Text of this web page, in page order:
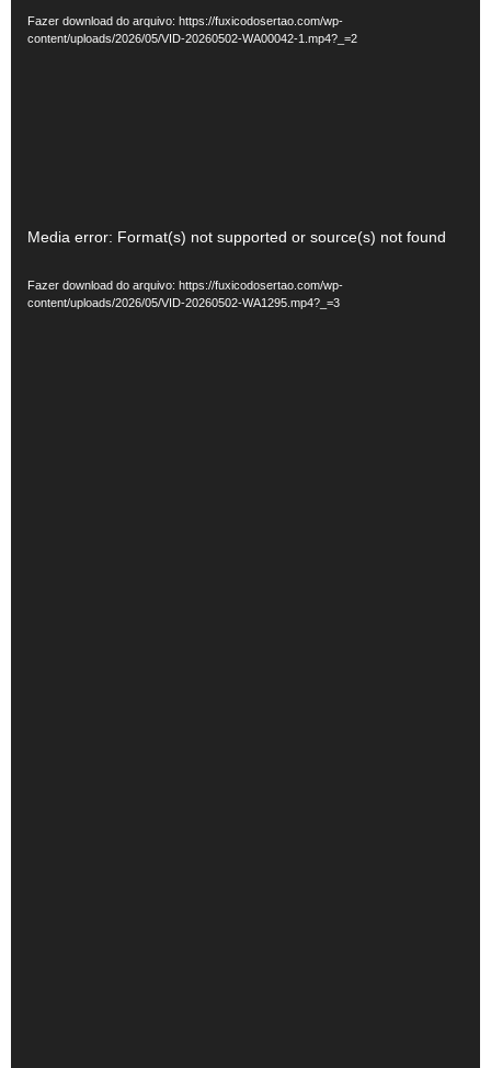
vídeo
Fazer download do arquivo: https://fuxicodosertao.com/wp-
content/uploads/2026/05/VID-20260502-WA00042-1.mp4?_=2
Tocador
vídeo
Media error: Format(s) not supported or source(s) not found
Fazer download do arquivo: https://fuxicodosertao.com/wp-
content/uploads/2026/05/VID-20260502-WA1295.mp4?_=3